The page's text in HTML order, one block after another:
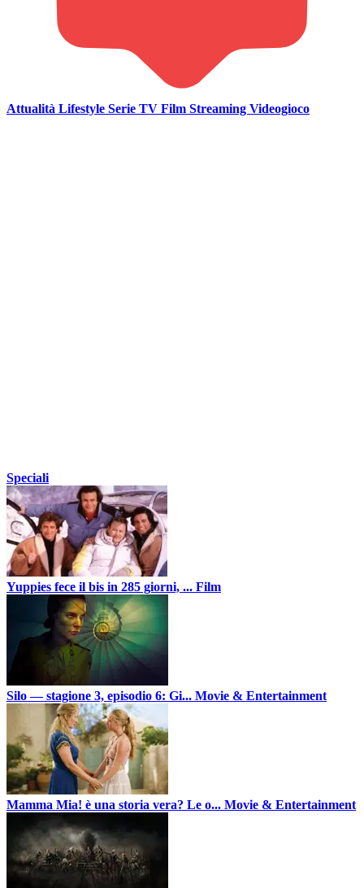
Attualità Lifestyle Serie TV Film Streaming Videogioco
Speciali
Yuppies fece il bis in 285 giorni, ... Film
Silo — stagione 3, episodio 6: Gi... Movie & Entertainment
Mamma Mia! è una storia vera? Le o... Movie & Entertainment